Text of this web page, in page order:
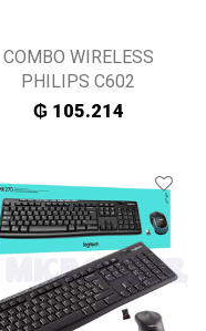
COMBO WIRELESS
PHILIPS C602
₲105.214